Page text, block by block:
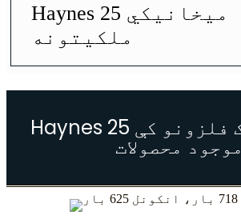
Haynes 25 میخانیکي
ملکیتونه
Haynes 25 په سیکونک فلزونو کې
موجود محصولات